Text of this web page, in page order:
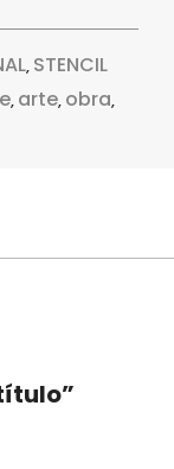
, STENCIL
, arte, obra,